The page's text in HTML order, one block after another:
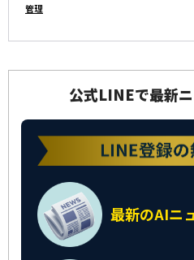
管理
公式LINEで最新
最新のAIニ